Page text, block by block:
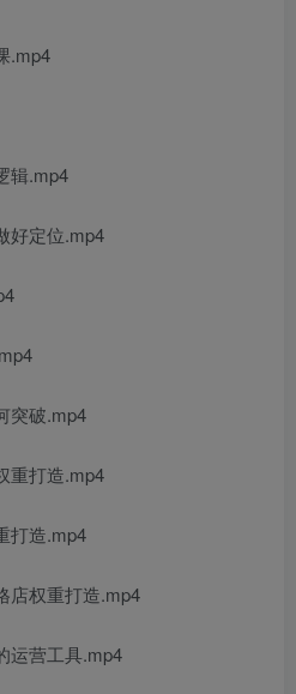
.mp4
辑.mp4
好定位.mp4
突破.mp4
重打造.mp4
打造.mp4
店权重打造.mp4
运营工具.mp4